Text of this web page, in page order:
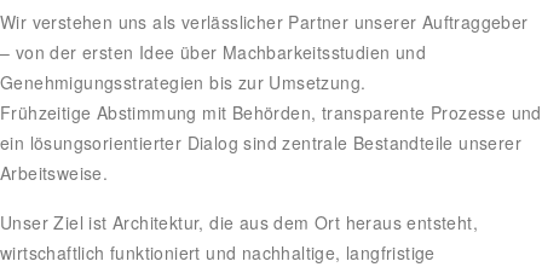
Wir verstehen uns als verlässlicher Partner unserer Auftraggeber
– von der ersten Idee über Machbarkeitsstudien und
Genehmigungsstrategien bis zur Umsetzung.
Frühzeitige Abstimmung mit Behörden, transparente Prozesse und
ein lösungsorientierter Dialog sind zentrale Bestandteile unserer
Arbeitsweise.
Unser Ziel ist Architektur, die aus dem Ort heraus entsteht,
wirtschaftlich funktioniert und nachhaltige, langfristige